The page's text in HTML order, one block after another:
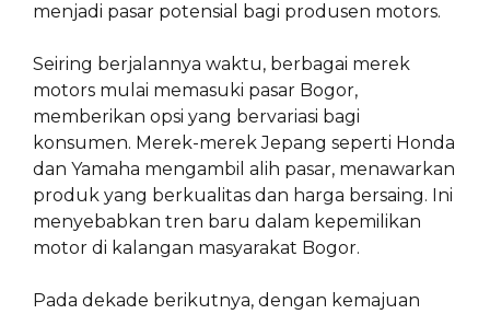
menjadi pasar potensial bagi produsen motors.
Seiring berjalannya waktu, berbagai merek
motors mulai memasuki pasar Bogor,
memberikan opsi yang bervariasi bagi
konsumen. Merek-merek Jepang seperti Honda
dan Yamaha mengambil alih pasar, menawarkan
produk yang berkualitas dan harga bersaing. Ini
menyebabkan tren baru dalam kepemilikan
motor di kalangan masyarakat Bogor.
Pada dekade berikutnya, dengan kemajuan